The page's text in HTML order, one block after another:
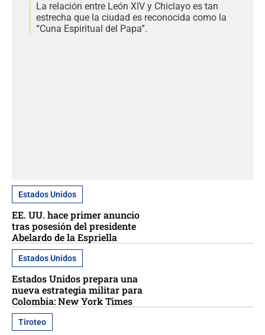
La relación entre León XIV y Chiclayo es tan
estrecha que la ciudad es reconocida como la
“Cuna Espiritual del Papa”.
Estados Unidos
EE. UU. hace primer anuncio
tras posesión del presidente
Abelardo de la Espriella
Estados Unidos
Estados Unidos prepara una
nueva estrategia militar para
Colombia: New York Times
Tiroteo